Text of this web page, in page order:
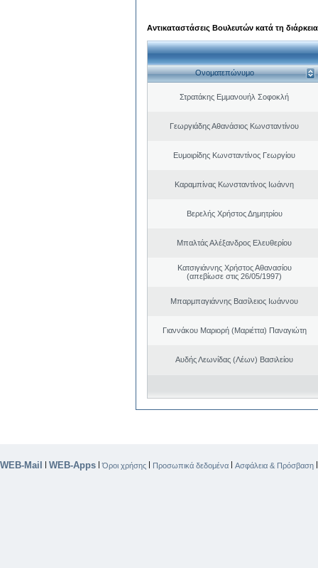
Αντικαταστάσεις Βουλευτών κατά τη
Ονοματεπώνυμο
Στρατάκης Εμμανουήλ Σοφοκλή
Γεωργιάδης Αθανάσιος Κωνσταντίνου
Ευμοιρίδης Κωνσταντίνος Γεωργίου
Καραμπίνας Κωνσταντίνος Ιωάννη
Βερελής Χρήστος Δημητρίου
Μπαλτάς Αλέξανδρος Ελευθερίου
Κατσιγιάννης Χρήστος Αθανασίου
(απεβίωσε στις 26/05/1997)
Μπαρμπαγιάννης Βασίλειος Ιωάννου
Γιαννάκου Μαριορή (Μαριέττα) Παναγιώτη
Αυδής Λεωνίδας (Λέων) Βασιλείου
WEB-Mail | WEB-Apps |Όροι χρήσης | Προσωπικά δεδομένα | Ασφάλεια & Πρόσβαση